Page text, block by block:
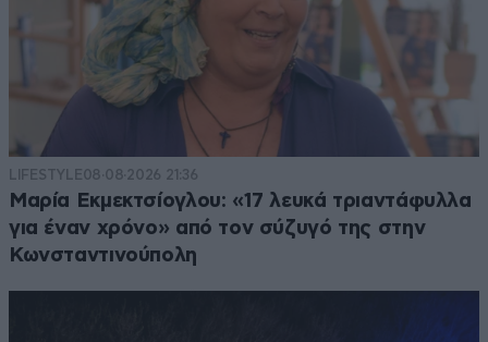
LIFESTYLE08·08·2026 21:36
Μαρία Εκμεκτσίογλου: «17 λευκά τριαντάφυλλα
για έναν χρόνο» από τον σύζυγό της στην
Κωνσταντινούπολη